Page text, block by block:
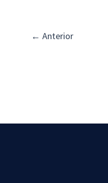
← Anterior